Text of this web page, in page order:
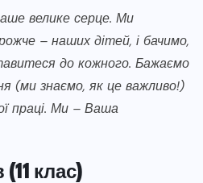
велике серце. Ми
– наших дітей, і бачимо,
до кожного. Бажаємо
(ми знаємо, як це важливо!)
праці. Ми – Ваша
клас)